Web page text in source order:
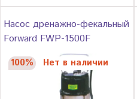
Насос дренажно-фекальный
Forward FWP-1500F
100% Нет в наличии